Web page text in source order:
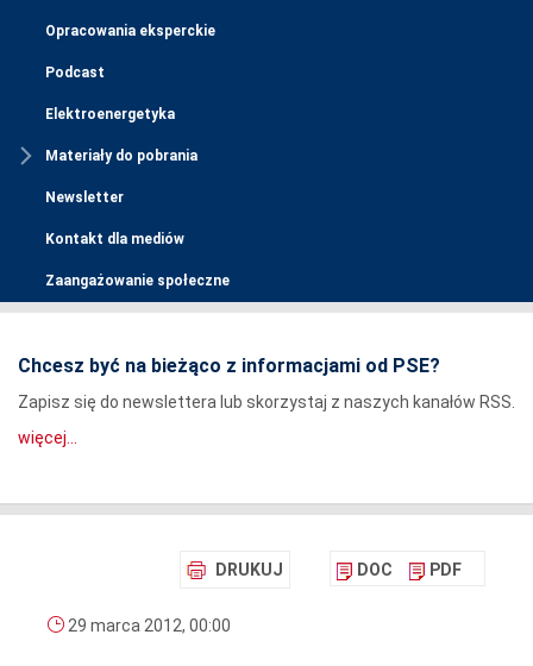
Opracowania eksperckie
Podcast
Elektroenergetyka
Materiały do pobrania
Newsletter
Kontakt dla mediów
Zaangażowanie społeczne
Chcesz być na bieżąco z informacjami od PSE?
Zapisz się do newslettera lub skorzystaj z naszych kanałów RSS.
więcej...
DRUKUJ DOC PDF
29 marca 2012, 00:00